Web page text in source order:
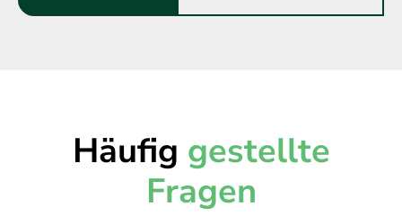
Häufig gestellte
Fragen